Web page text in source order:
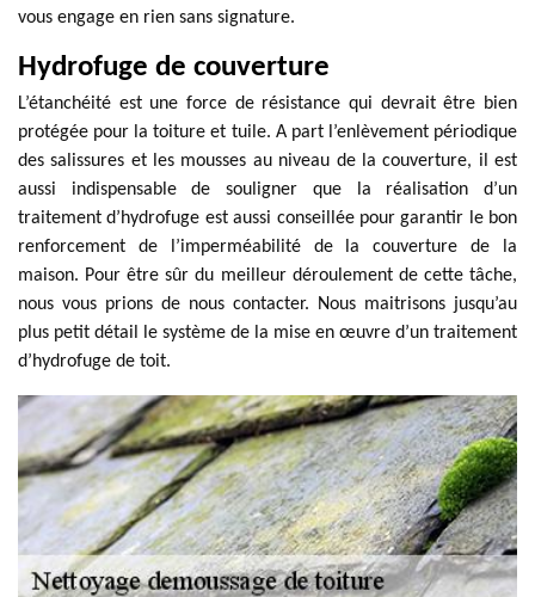
vous engage en rien sans signature.
Hydrofuge de couverture
L’étanchéité est une force de résistance qui devrait être bien
protégée pour la toiture et tuile. A part l’enlèvement périodique
des salissures et les mousses au niveau de la couverture, il est
aussi indispensable de souligner que la réalisation d’un
traitement d’hydrofuge est aussi conseillée pour garantir le bon
renforcement de l’imperméabilité de la couverture de la
maison. Pour être sûr du meilleur déroulement de cette tâche,
nous vous prions de nous contacter. Nous maitrisons jusqu’au
plus petit détail le système de la mise en œuvre d’un traitement
d’hydrofuge de toit.